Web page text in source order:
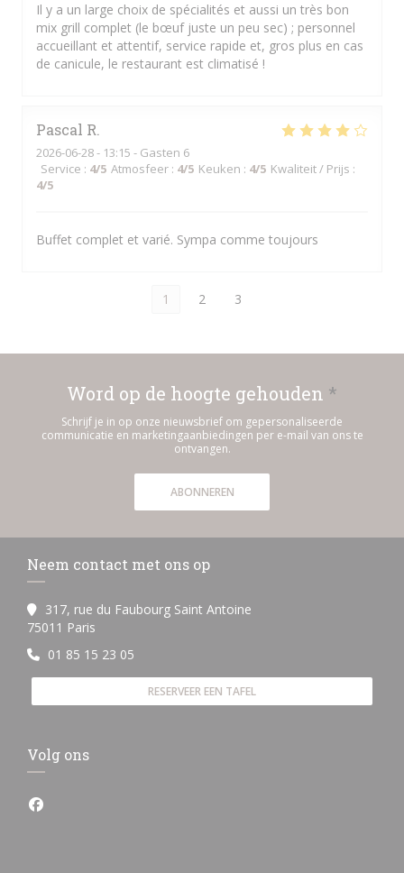
Il y a un large choix de spécialités et aussi un très bon
mix grill complet (le bœuf juste un peu sec) ; personnel
accueillant et attentif, service rapide et, gros plus en cas
de canicule, le restaurant est climatisé !
Pascal R
2026-06-28- 13:15 - Gasten 6
Service : 4/5 Atmosfeer : 4/5 Keuken : 4/5 Kwaliteit / Prijs :
4/5
Buffet complet et varié. Sympa comme toujours
1 2 3
Word op de hoogte gehouden *
Schrijf je in op onze nieuwsbrief om gepersonaliseerde
communicatie en marketingaanbiedingen per e-mail van ons te
ontvangen.
ABONNEREN
Neem contact met ons op
317, rue du Faubourg Saint Antoine
75011 Paris
01 85 15 23 05
RESERVEER EEN TAFEL
Volg ons
Facebook ((opent in een nieuw venster))